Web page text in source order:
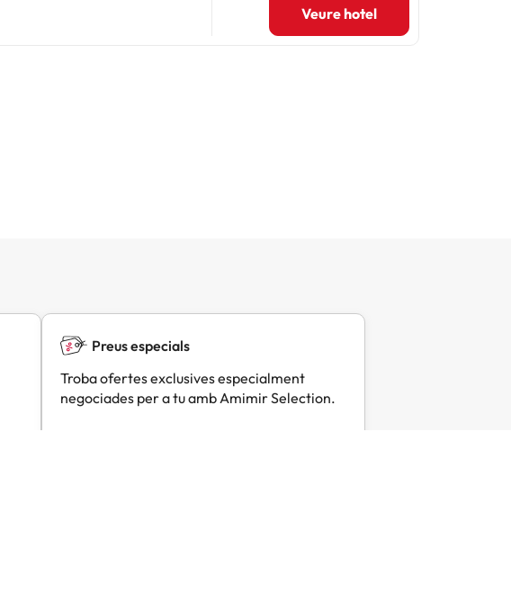
Veure hotel
Preus especials
Troba ofertes exclusives especialment
negociades per a tu amb Amimir Selection.